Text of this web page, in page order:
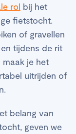
rol bij het
fietstocht.
of gravellen
tijdens de rit
je het
uitrijden of
belang van
geven we